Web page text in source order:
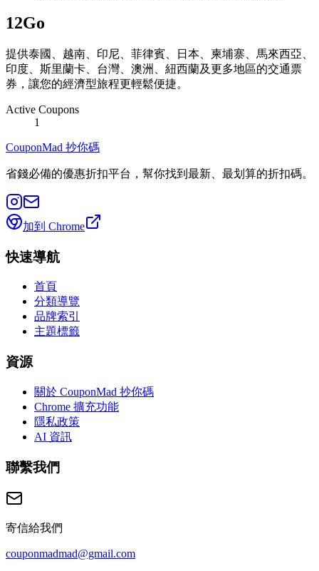
12Go
提供泰國、越南、印尼、菲律賓、日本、柬埔寨、馬來西亞、
印度、斯里蘭卡、台灣、澳洲、紐西蘭及更多地區的交通票
券，讓您的經濟型旅程更輕鬆便捷。
Active Coupons
1
CouponMad 抄你碼
省錢必備的優惠折扣平台，幫你找到最新、最划算的折扣碼。
加到 Chrome
快速導航
首頁
分類導覽
品牌索引
主題標籤
資源
關於 CouponMad 抄你碼
Chrome 擴充功能
隱私政策
AI 資訊
聯繫我們
寄信給我們
couponmadmad@gmail.com